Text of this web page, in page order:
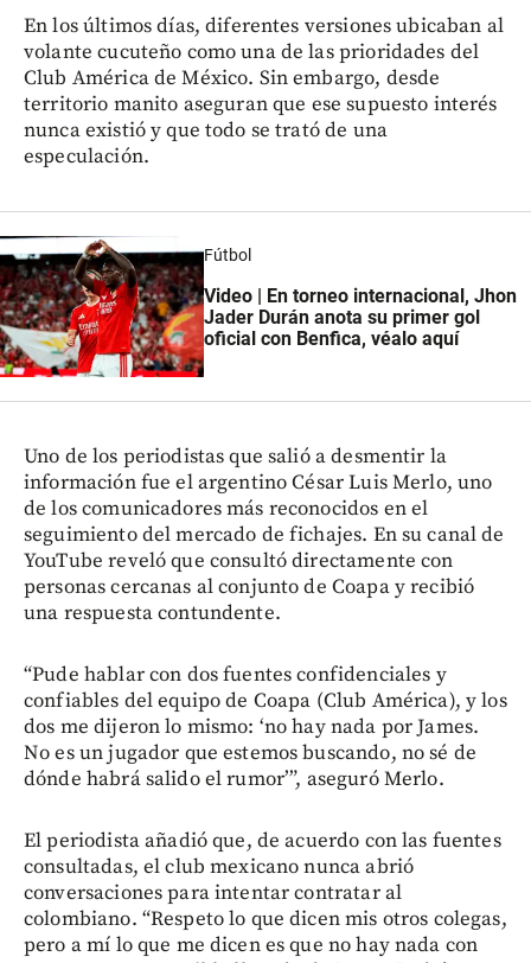
En los últimos días, diferentes versiones ubicaban al
volante cucuteño como una de las prioridades del
Club América de México. Sin embargo, desde
territorio manito aseguran que ese supuesto interés
nunca existió y que todo se trató de una
especulación.
Fútbol
Video | En torneo internacional, Jhon
Jader Durán anota su primer gol
oficial con Benfica, véalo aquí
Uno de los periodistas que salió a desmentir la
información fue el argentino César Luis Merlo, uno
de los comunicadores más reconocidos en el
seguimiento del mercado de fichajes. En su canal de
YouTube reveló que consultó directamente con
personas cercanas al conjunto de Coapa y recibió
una respuesta contundente.
“Pude hablar con dos fuentes confidenciales y
confiables del equipo de Coapa (Club América), y los
dos me dijeron lo mismo: ‘no hay nada por James.
No es un jugador que estemos buscando, no sé de
dónde habrá salido el rumor’”, aseguró Merlo.
El periodista añadió que, de acuerdo con las fuentes
consultadas, el club mexicano nunca abrió
conversaciones para intentar contratar al
colombiano. “Respeto lo que dicen mis otros colegas,
pero a mí lo que me dicen es que no hay nada con